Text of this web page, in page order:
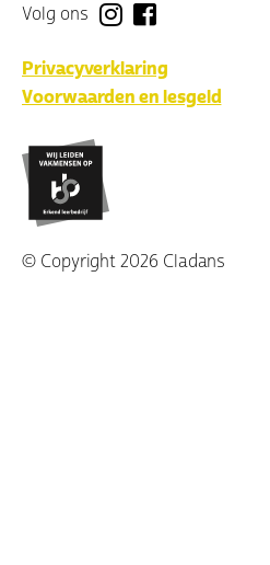
Volg ons
Privacyverklaring
Voorwaarden en lesgeld
© Copyright 2026 Cladans